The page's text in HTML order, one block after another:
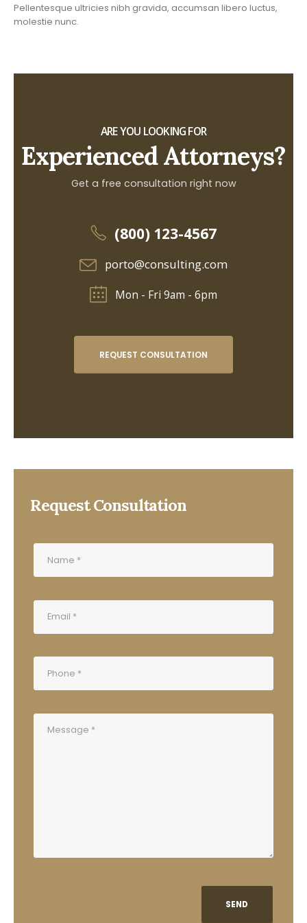
Pellentesque ultricies nibh gravida, accumsan libero luctus,
molestie nunc.
ARE YOU LOOKING FOR
Experienced Attorneys?
Get a free consultation right now
(800) 123-4567
porto@consulting.com
Mon - Fri 9am - 6pm
REQUEST CONSULTATION
Request Consultation